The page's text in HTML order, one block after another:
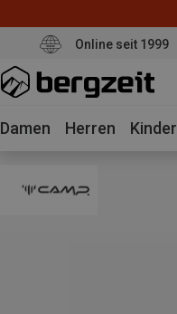
Online seit 1999
Damen Herren Kinder